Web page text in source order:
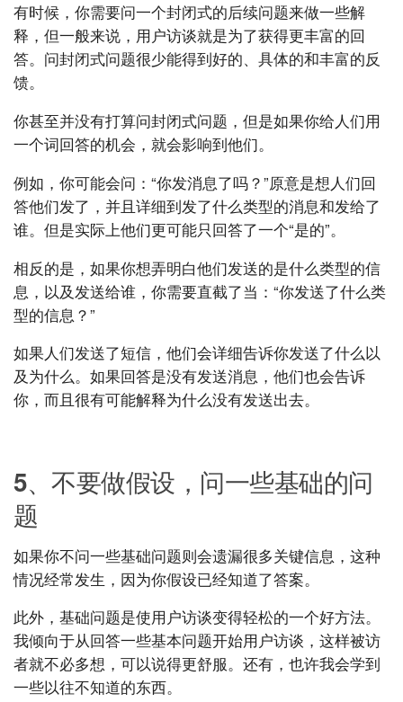
有时候，你需要问一个封闭式的后续问题来做一些解
释，但一般来说，用户访谈就是为了获得更丰富的回
答。问封闭式问题很少能得到好的、具体的和丰富的反
馈。
你甚至并没有打算问封闭式问题，但是如果你给人们用
一个词回答的机会，就会影响到他们。
例如，你可能会问：“你发消息了吗？”原意是想人们回
答他们发了，并且详细到发了什么类型的消息和发给了
谁。但是实际上他们更可能只回答了一个“是的”。
相反的是，如果你想弄明白他们发送的是什么类型的信
息，以及发送给谁，你需要直截了当：“你发送了什么类
型的信息？”
如果人们发送了短信，他们会详细告诉你发送了什么以
及为什么。如果回答是没有发送消息，他们也会告诉
你，而且很有可能解释为什么没有发送出去。
5、不要做假设，问一些基础的问
题
如果你不问一些基础问题则会遗漏很多关键信息，这种
情况经常发生，因为你假设已经知道了答案。
此外，基础问题是使用户访谈变得轻松的一个好方法。
我倾向于从回答一些基本问题开始用户访谈，这样被访
者就不必多想，可以说得更舒服。还有，也许我会学到
一些以往不知道的东西。